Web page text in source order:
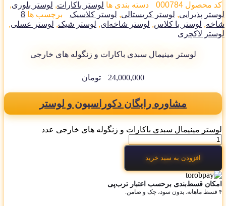
محصول000784 دسته بندی ها لوستر باکارات ,لوستر بلوری
پذیرایی ,لوستر کریستالی,لوستر کلاسیک برچسب ها 8
,لوستر با کلاس,لوستر شاخه‌ای ,لوستر شیک,لوستر عسلی,
لاکچری
لوستر مینیمال سبدی باکارات و زنگوله های خارجی
24,000,000 تومان
مشاوره رایگان دکوراسیون و لوستر
مینیمال سبدی باکارات و زنگوله های خارجی عدد
افزودن به سبد خرید
قسط‌بندی برحسب اعتبار ترب‌پی